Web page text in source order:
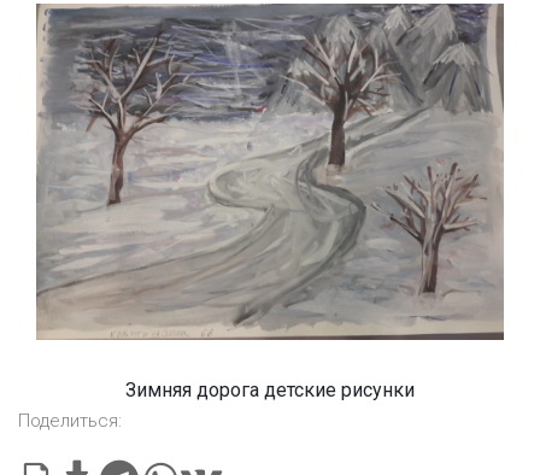
Зимняя дорога детские рисунки
Поделиться: